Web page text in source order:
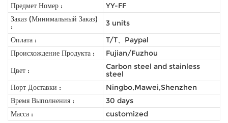
Предмет Номер :
YY-FF
Заказ (Минимальный Заказ)
:
3 units
Оплата :
T/T、Paypal
Происхождение Продукта :
Fujian/Fuzhou
Цвет :
Carbon steel and stainless
steel
Порт Доставки :
Ningbo,Mawei,Shenzhen
Время Выполнения :
30 days
Масса :
customized